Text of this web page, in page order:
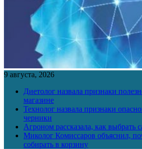
9 августа, 2026
Диетолог назвала признаки
магазине
Технолог назвала признаки
черники
Агроном рассказала, как
Миколог Комиссаров объяснил,
собирать в корзину